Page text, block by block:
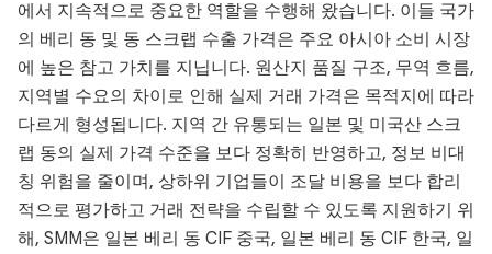
에서 지속적으로 중요한 역할을 수행해 왔습니다. 이들 국가
의 베리 동 및 동 스크랩 수출 가격은 주요 아시아 소비 시장
에 높은 참고 가치를 지닙니다. 원산지 품질 구조, 무역 흐름,
지역별 수요의 차이로 인해 실제 거래 가격은 목적지에 따라
다르게 형성됩니다. 지역 간 유통되는 일본 및 미국산 스크
랩 동의 실제 가격 수준을 보다 정확히 반영하고, 정보 비대
칭 위험을 줄이며, 상하위 기업들이 조달 비용을 보다 합리
적으로 평가하고 거래 전략을 수립할 수 있도록 지원하기 위
해, SMM은 일본 베리 동 CIF 중국, 일본 베리 동 CIF 한국, 일